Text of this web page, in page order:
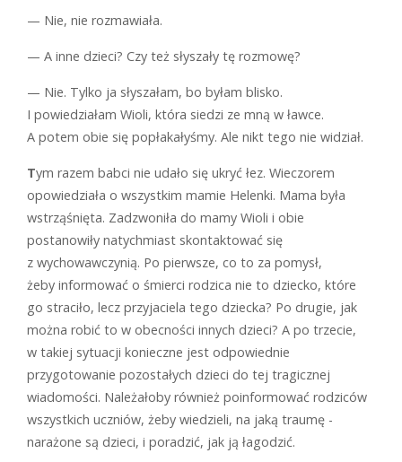
— Nie, nie rozmawiała.
— A inne dzieci? Czy też słyszały tę rozmowę?
— Nie. Tylko ja słyszałam, bo byłam blisko.
I powiedziałam Wioli, która siedzi ze mną w ławce.
A potem obie się popłakałyśmy. Ale nikt tego nie widział.
Tym razem babci nie udało się ukryć łez. Wieczorem
opowiedziała o wszystkim mamie Helenki. Mama była
wstrząśnięta. Zadzwoniła do mamy Wioli i obie
postanowiły natychmiast skontaktować się
z wychowawczynią. Po pierwsze, co to za pomysł,
żeby informować o śmierci rodzica nie to dziecko, które
go straciło, lecz przyjaciela tego dziecka? Po drugie, jak
można robić to w obecności innych dzieci? A po trzecie,
w ­takiej sytuacji konieczne jest odpowiednie
przygotowanie pozostałych dzieci do tej tragicznej
wiadomości. Należałoby również poinformować rodziców
wszystkich uczniów, żeby wiedzieli, na jaką traumę ­
narażone są dzieci, i poradzić, jak ją łagodzić.